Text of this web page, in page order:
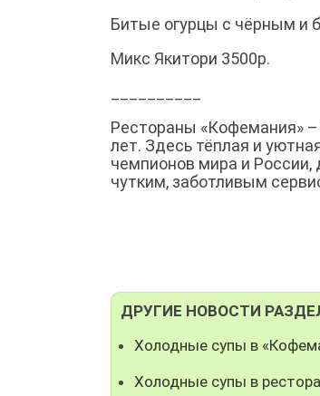
Битые огурцы с чёрным и
Микс Якитори 3500р.
Рестораны «Кофемания»
лет. Здесь тёплая и
чемпионов мира и России,
чутким, заботливым
ДРУГИЕ НОВОСТИ
Холодные супы в
Холодные супы в